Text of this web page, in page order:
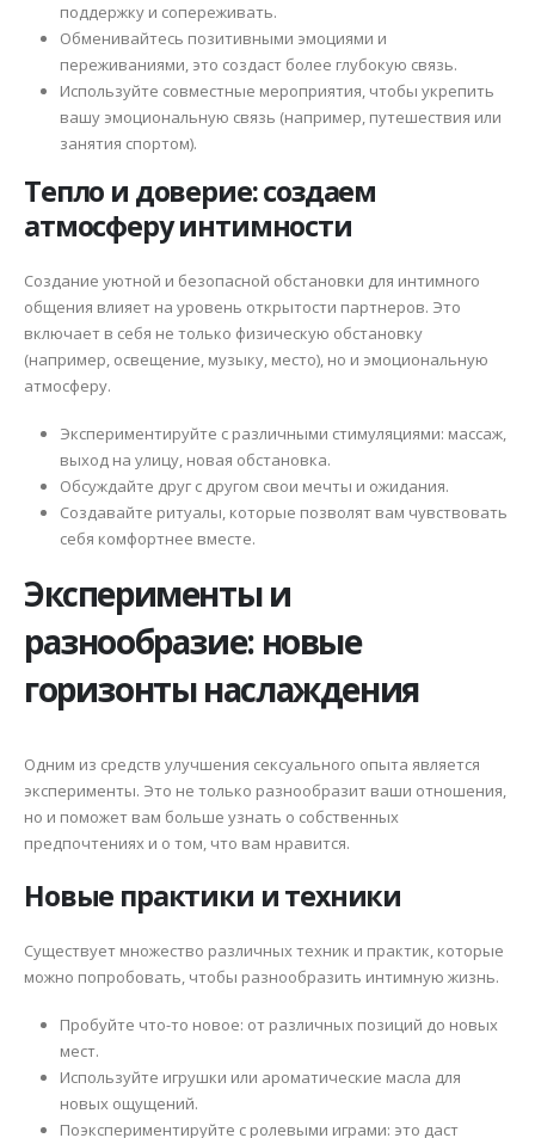
поддержку и сопереживать.
Обменивайтесь позитивными эмоциями и
переживаниями, это создаст более глубокую связь.
Используйте совместные мероприятия, чтобы укрепить
вашу эмоциональную связь (например, путешествия или
занятия спортом).
Тепло и доверие: создаем
атмосферу интимности
Создание уютной и безопасной обстановки для интимного
общения влияет на уровень открытости партнеров. Это
включает в себя не только физическую обстановку
(например, освещение, музыку, место), но и эмоциональную
атмосферу.
Экспериментируйте с различными стимуляциями: массаж,
выход на улицу, новая обстановка.
Обсуждайте друг с другом свои мечты и ожидания.
Создавайте ритуалы, которые позволят вам чувствовать
себя комфортнее вместе.
Эксперименты и
разнообразие: новые
горизонты наслаждения
Одним из средств улучшения сексуального опыта является
эксперименты. Это не только разнообразит ваши отношения,
но и поможет вам больше узнать о собственных
предпочтениях и о том, что вам нравится.
Новые практики и техники
Существует множество различных техник и практик, которые
можно попробовать, чтобы разнообразить интимную жизнь.
Пробуйте что-то новое: от различных позиций до новых
мест.
Используйте игрушки или ароматические масла для
новых ощущений.
Поэкспериментируйте с ролевыми играми: это даст